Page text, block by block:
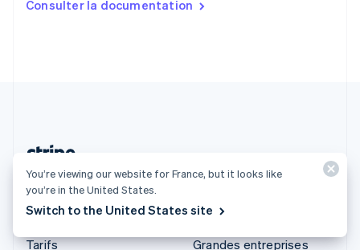
Consulter la documentation
France (Français)
English
Produits et tarifs
Tarifs
Solutions
Grandes entreprises
You’re viewing our website for France, but it looks like
you’re in the United States.
Switch to the United States site